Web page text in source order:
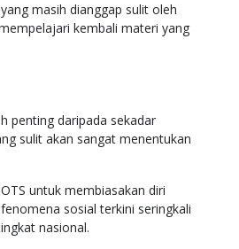
masih dianggap sulit oleh
kembali materi yang
penting daripada sekadar
sulit akan sangat menentukan
untuk membiasakan diri
sosial terkini seringkali
nasional.